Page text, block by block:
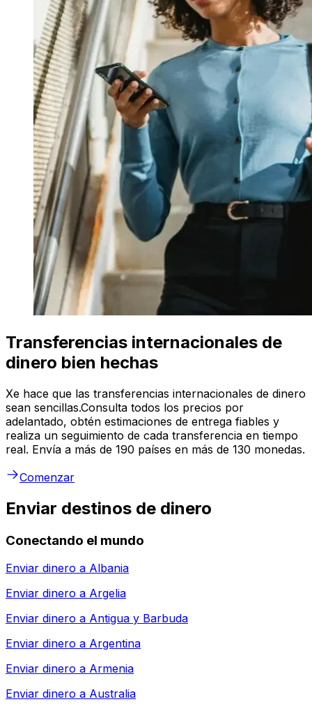
Transferencias internacionales de
dinero bien hechas
Xe hace que las transferencias internacionales de dinero
sean sencillas.Consulta todos los precios por
adelantado, obtén estimaciones de entrega fiables y
realiza un seguimiento de cada transferencia en tiempo
real. Envía a más de 190 países en más de 130 monedas.
Comenzar
Enviar destinos de dinero
Conectando el mundo
Enviar dinero a Albania
Enviar dinero a Argelia
Enviar dinero a Antigua y Barbuda
Enviar dinero a Argentina
Enviar dinero a Armenia
Enviar dinero a Australia